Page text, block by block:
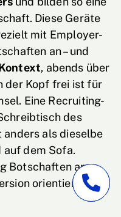
Diese Geräte
mit Employer-
an – und
, abends über
der Kopf frei ist für
Eine Recruiting-
des
als dieselbe
dem Sofa.
Botschaften am
orientierte